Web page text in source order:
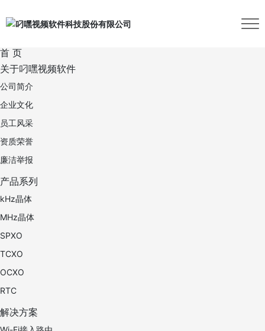
首 页
关于叼嘿视频软件
公司简介
企业文化
员工风采
资质荣誉
廉洁举报
产品系列
kHz晶体
MHz晶体
SPXO
TCXO
OCXO
RTC
解决方案